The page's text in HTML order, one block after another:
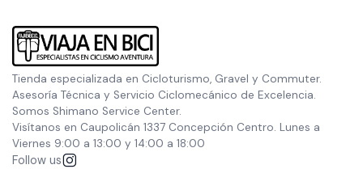
Tienda especializada en Cicloturismo, Gravel y Commuter.
Asesoría Técnica y Servicio Ciclomecánico de Excelencia.
Somos Shimano Service Center.
Visítanos en Caupolicán 1337 Concepción Centro. Lunes a
Viernes 9:00 a 13:00 y 14:00 a 18:00
Follow us